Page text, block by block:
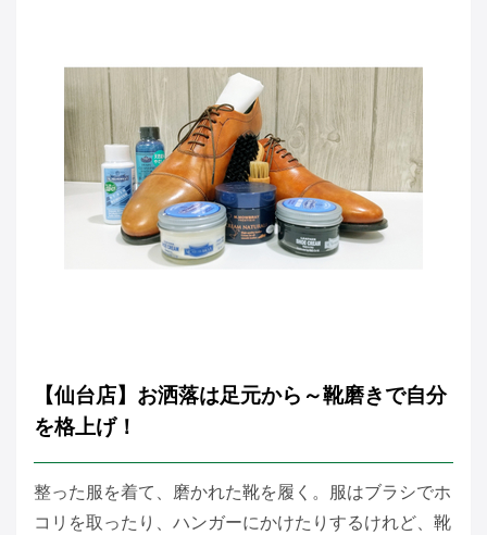
【仙台店】お洒落は足元から～靴磨きで自分
を格上げ！
整った服を着て、磨かれた靴を履く。服はブラシでホ
コリを取ったり、ハンガーにかけたりするけれど、靴